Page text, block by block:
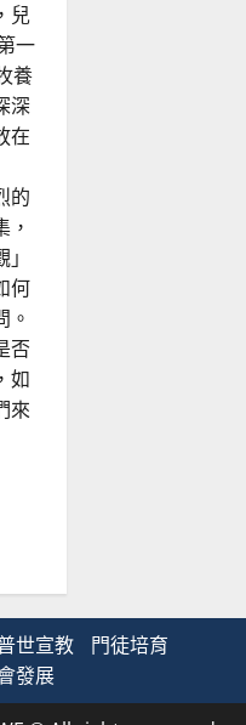
兒
一
養
深
在
的
何
。
否
如
來
世宣教
門徒培育
發展